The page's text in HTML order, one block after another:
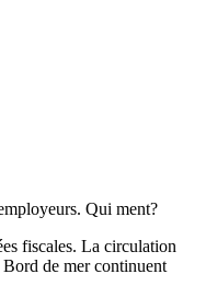
Qui ment?
fiscales. La circulation
Bord de mer continuent